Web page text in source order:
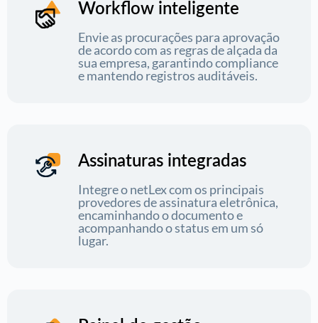
Workflow inteligente
Envie as procurações para aprovação
de acordo com as regras de alçada da
sua empresa, garantindo compliance
e mantendo registros auditáveis.
Assinaturas integradas
Integre o netLex com os principais
provedores de assinatura eletrônica,
encaminhando o documento e
acompanhando o status em um só
lugar.